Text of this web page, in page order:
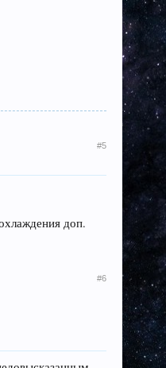
#5
доп.
#6